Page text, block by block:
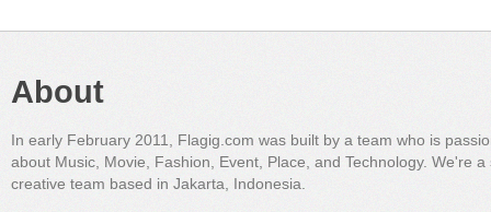
About
In early February 2011, Flagig.com was built by a team who is
about Music, Movie, Fashion, Event, Place, and Technology. We're a
creative team based in Jakarta, Indonesia.